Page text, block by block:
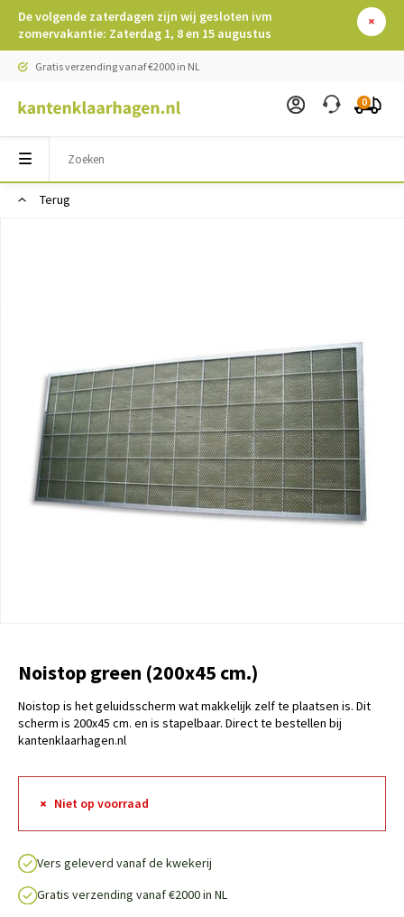
De volgende zaterdagen zijn wij gesloten ivm
zomervakantie: Zaterdag 1, 8 en 15 augustus
Gratis verzending vanaf €2000 in NL
0
Terug
Noistop green (200x45 cm.)
Noistop is het geluidsscherm wat makkelijk zelf te plaatsen is. Dit
scherm is 200x45 cm. en is stapelbaar. Direct te bestellen bij
kantenklaarhagen.nl
Niet op voorraad
Vers geleverd vanaf de kwekerij
Gratis verzending vanaf €2000 in NL